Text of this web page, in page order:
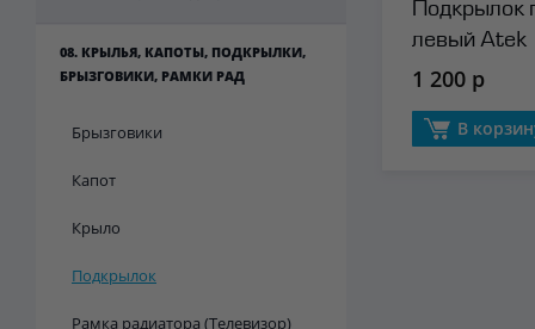
08. КРЫЛЬЯ, КАПОТЫ, ПОДКРЫЛКИ,
БРЫЗГОВИКИ, РАМКИ РАД
Брызговики
Капот
Крыло
Подкрылок
Рамка радиатора (Телевизор)
Подкрылок
левый Atek
1 200 р
В